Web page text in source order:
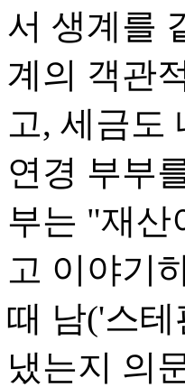
서 생계를
계의 객관
고, 세금도
연경 부부
부는 "재산
고 이야기
때 남('스
냈는지 의